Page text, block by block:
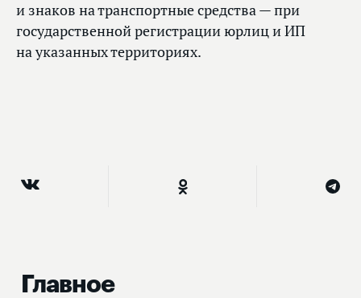
и знаков на транспортные средства — при
государственной регистрации юрлиц и ИП
на указанных территориях.
Главное